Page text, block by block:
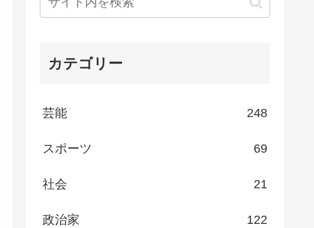
カテゴリー
芸能 248
スポーツ 69
社会 21
政治家 122